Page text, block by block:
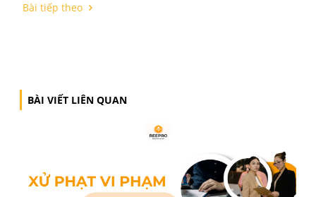
toán viên, Kế toán Trưởng có kinh nghiệm tại doanh
Đội ngũ hỗ trợ sẵn sàng giải quyết các vấn đề kế
hoặc thuế ngay khi doanh nghiệp yêu cầu. Hỗ trợ
nghiệp trong các kỳ quyết toán, kiểm toán hoặc khi
thay đổi pháp luật liên quan. BEE PRO không chỉ
cấp dịch vụ kế toán mà còn đóng vai trò là đối tác